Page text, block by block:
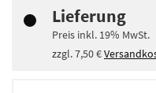
Lieferung
Preis inkl. 19% MwSt.
zzgl.7,50 €